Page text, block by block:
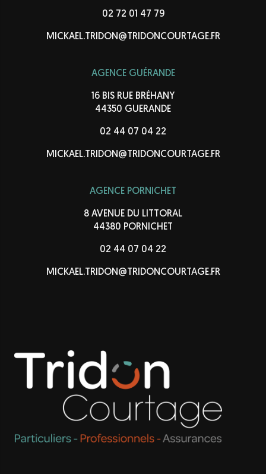
02 72 01 47 79
MICKAEL.TRIDON@TRIDONCOURTAGE.FR
AGENCE GUÉRANDE
16 BIS RUE BRÉHANY
44350 GUERANDE
02 44 07 04 22
MICKAEL.TRIDON@TRIDONCOURTAGE.FR
AGENCE PORNICHET
8 AVENUE DU LITTORAL
44380 PORNICHET
02 44 07 04 22
MICKAEL.TRIDON@TRIDONCOURTAGE.FR